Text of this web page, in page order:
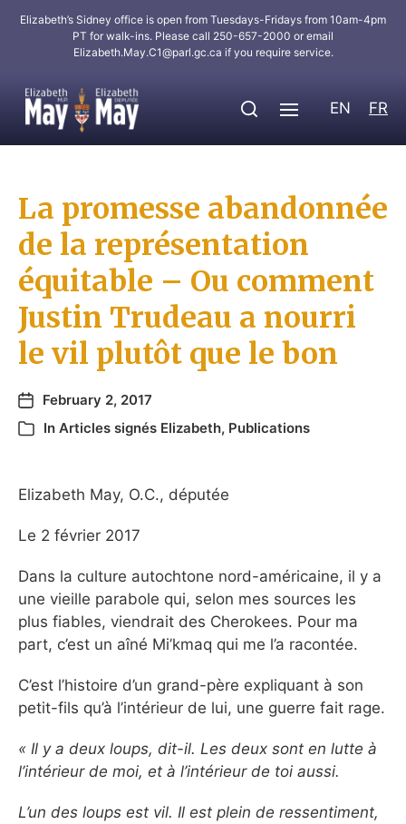
Elizabeth’s Sidney office is open from Tuesdays-Fridays from 10am-4pm
PT for walk-ins. Please call 250-657-2000 or email
Elizabeth.May.C1@parl.gc.ca if you require service.
EN FR
La promesse abandonnée
de la représentation
équitable – Ou comment
Justin Trudeau a nourri
le vil plutôt que le bon
February 2, 2017
In Articles signés Elizabeth, Publications
Elizabeth May, O.C., députée
Le 2 février 2017
Dans la culture autochtone nord-américaine, il y a
une vieille parabole qui, selon mes sources les
plus fiables, viendrait des Cherokees. Pour ma
part, c’est un aîné Mi’kmaq qui me l’a racontée.
C’est l’histoire d’un grand-père expliquant à son
petit-fils qu’à l’intérieur de lui, une guerre fait rage.
« Il y a deux loups, dit-il. Les deux sont en lutte à
l’intérieur de moi, et à l’intérieur de toi aussi.
L’un des loups est vil. Il est plein de ressentiment,